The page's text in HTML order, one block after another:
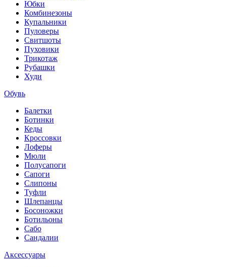
Юбки
Комбинезоны
Купальники
Пуловеры
Свитшоты
Пуховики
Трикотаж
Рубашки
Худи
Обувь
Балетки
Ботинки
Кеды
Кроссовки
Лоферы
Мюли
Полусапоги
Сапоги
Слипоны
Туфли
Шлепанцы
Босоножки
Ботильоны
Сабо
Сандалии
Аксессуары